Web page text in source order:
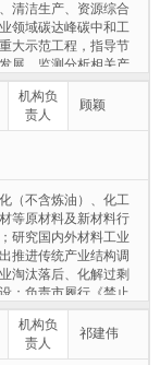
清洁生产、资源综合
领域碳达峰碳中和工
大示范工程，指导节
展，监测分析相关产
机构负
责人
顾颖
（不含炼油）、化工
等原材料及新材料行
研究国内外材料工业
推进传统产业结构调
淘汰落后、化解过剩
；负责市履行《禁止
机构负
责人
祁建伟